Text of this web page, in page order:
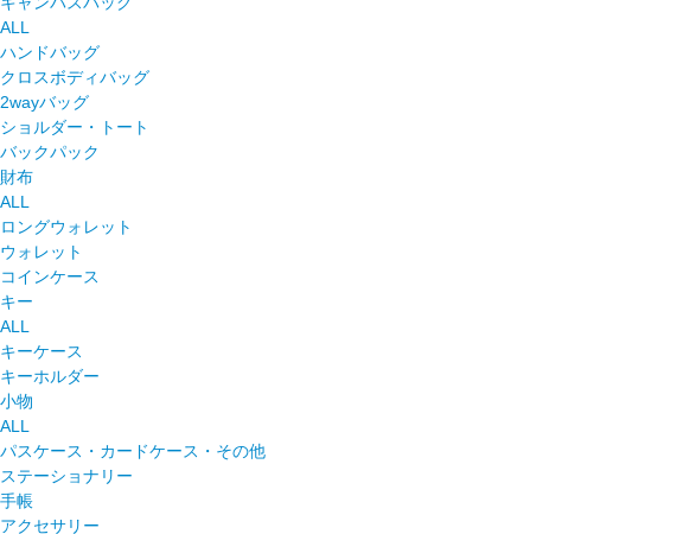
ALL
ハンドバッグ
クロスボディバッグ
2wayバッグ
ショルダー・トート
バックパック
財布
ALL
ロングウォレット
ウォレット
コインケース
キー
ALL
キーケース
キーホルダー
小物
ALL
パスケース・カードケース・その他
ステーショナリー
手帳
アクセサリー